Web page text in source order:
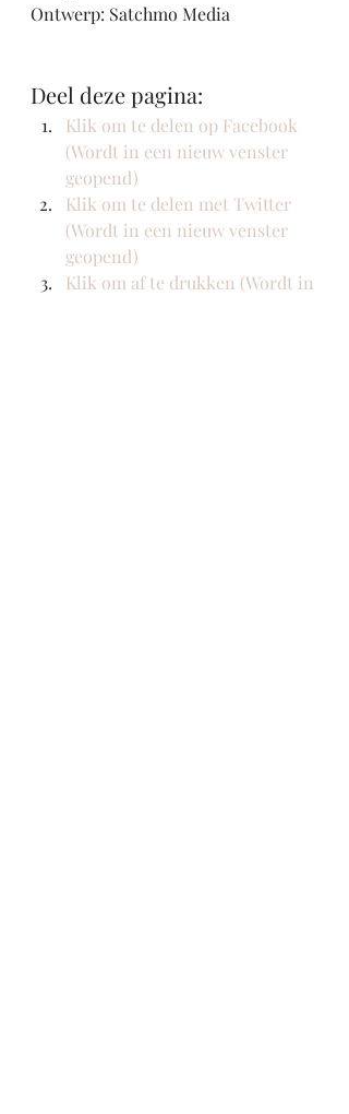
Ontwerp: Satchmo Media​
Deel deze pagina:
Klik om te delen op Facebook
(Wordt in een nieuw venster
geopend)
Klik om te delen met Twitter
(Wordt in een nieuw venster
geopend)
Klik om af te drukken (Wordt in